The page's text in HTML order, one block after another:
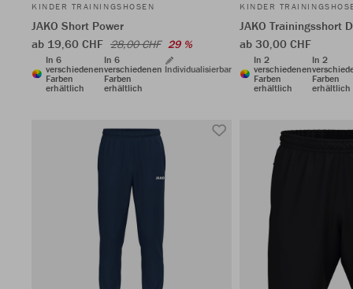
KINDER TRAININGSHOSEN
JAKO Short Power
ab 19,60 CHF 28,00 CHF 29 %
In 6
verschiedenen
Farben
erhältlich
In 6
verschiedenen
Farben
erhältlich
Individualisierbar
KINDER
JAKO Trainingsshort
ab 30,00 CHF
In 2
verschiedenen
Farben
erhältlich
In 2
Farben
erhältlich